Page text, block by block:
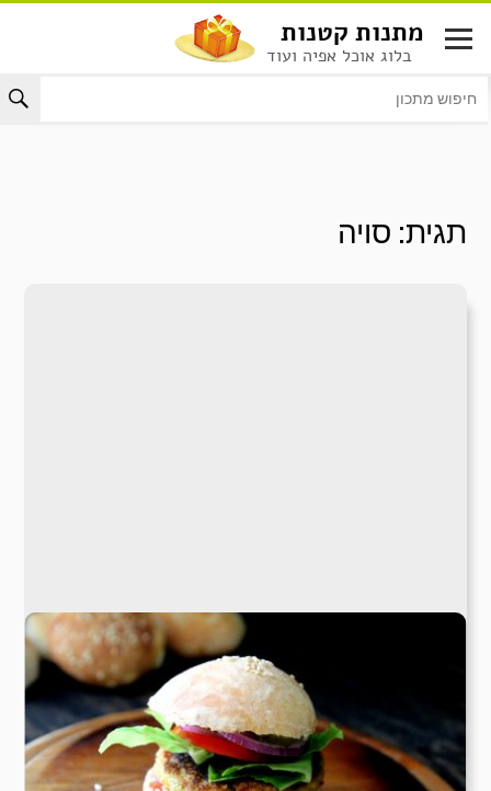
לתוכן
מתנות קטנות
בלוג אוכל אפיה ועוד
תגית: סויה